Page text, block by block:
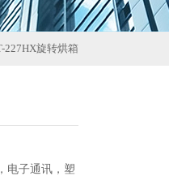
227HX旋转烘箱
电子通讯，塑